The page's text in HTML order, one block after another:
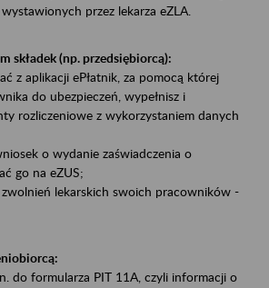
przez lekarza eZLA.
składek (np. przedsiębiorcą):
z aplikacji ePłatnik, za pomocą której
do ubezpieczeń, wypełnisz i
rozliczeniowe z wykorzystaniem danych
o wydanie zaświadczenia o
go na eZUS;
lekarskich swoich pracowników -
do formularza PIT 11A, czyli informacji o